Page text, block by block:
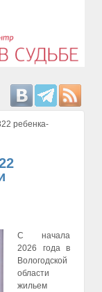
ребенка-
С начала
2026 года в
Вологодской
области
жильем